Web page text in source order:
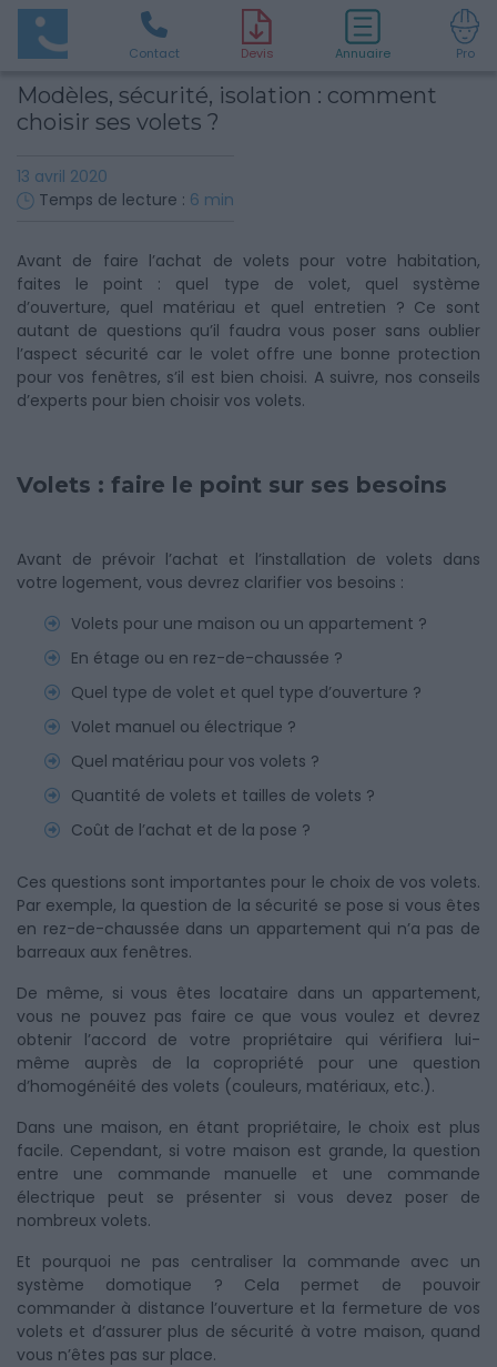
Contact Devis Annuaire Pro
Modèles, sécurité, isolation : comment
choisir ses volets ?
13 avril 2020
Temps de lecture : 6 min
Avant de faire l’achat de volets pour votre habitation,
faites le point : quel type de volet, quel système
d’ouverture, quel matériau et quel entretien ? Ce sont
autant de questions qu’il faudra vous poser sans oublier
l’aspect sécurité car le volet offre une bonne protection
pour vos fenêtres, s’il est bien choisi. A suivre, nos conseils
d’experts pour bien choisir vos volets.
Volets : faire le point sur ses besoins
Avant de prévoir l’achat et l’installation de volets dans
votre logement, vous devrez clarifier vos besoins :
Volets pour une maison ou un appartement ?
En étage ou en rez-de-chaussée ?
Quel type de volet et quel type d’ouverture ?
Volet manuel ou électrique ?
Quel matériau pour vos volets ?
Quantité de volets et tailles de volets ?
Coût de l’achat et de la pose ?
Ces questions sont importantes pour le choix de vos volets.
Par exemple, la question de la sécurité se pose si vous êtes
en rez-de-chaussée dans un appartement qui n’a pas de
barreaux aux fenêtres.
De même, si vous êtes locataire dans un appartement,
vous ne pouvez pas faire ce que vous voulez et devrez
obtenir l’accord de votre propriétaire qui vérifiera lui-
même auprès de la copropriété pour une question
d’homogénéité des volets (couleurs, matériaux, etc.).
Dans une maison, en étant propriétaire, le choix est plus
facile. Cependant, si votre maison est grande, la question
entre une commande manuelle et une commande
électrique peut se présenter si vous devez poser de
nombreux volets.
Et pourquoi ne pas centraliser la commande avec un
système domotique ? Cela permet de pouvoir
commander à distance l’ouverture et la fermeture de vos
volets et d’assurer plus de sécurité à votre maison, quand
vous n’êtes pas sur place.